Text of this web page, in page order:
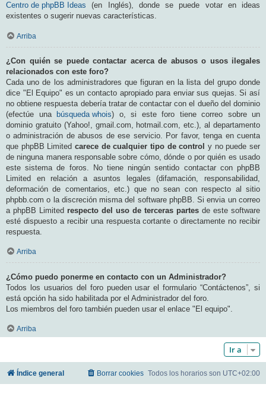
Centro de phpBB Ideas (en Inglés), donde se puede votar en ideas
existentes o sugerir nuevas características.
Arriba
¿Con quién se puede contactar acerca de abusos o usos ilegales
relacionados con este foro?
Cada uno de los administradores que figuran en la lista del grupo donde
dice "El Equipo" es un contacto apropiado para enviar sus quejas. Si así
no obtiene respuesta debería tratar de contactar con el dueño del dominio
(efectúe una
búsqueda whois) o, si este foro tiene correo sobre un
dominio gratuito (Yahoo!, gmail.com, hotmail.com, etc.), al departamento
o administración de abusos de ese servicio. Por favor, tenga en cuenta
que phpBB Limited carece de cualquier tipo de control y no puede ser
de ninguna manera responsable sobre cómo, dónde o por quién es usado
este sistema de foros. No tiene ningún sentido contactar con phpBB
Limited en relación a asuntos legales (difamación, responsabilidad,
deformación de comentarios, etc.) que no sean con respecto al sitio
phpbb.com o la discreción misma del software phpBB. Si envia un correo
a phpBB Limited respecto del uso de terceras partes de este software
esté dispuesto a recibir una respuesta cortante o directamente no recibir
respuesta.
Arriba
¿Cómo puedo ponerme en contacto con un Administrador?
Todos los usuarios del foro pueden usar el formulario “Contáctenos”, si
está opción ha sido habilitada por el Administrador del foro.
Los miembros del foro también pueden usar el enlace "El equipo".
Arriba
Ir a
Índice general Todos los horarios son UTC+02:00
Borrar cookies